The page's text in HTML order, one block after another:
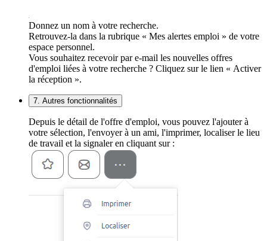
Donnez un nom à votre recherche.
Retrouvez-la dans la rubrique « Mes alertes emploi » de votre
espace personnel.
Vous souhaitez recevoir par e-mail les nouvelles offres
d'emploi liées à votre recherche ? Cliquez sur le lien « Activer
la réception ».
7. Autres fonctionnalités
Depuis le détail de l'offre d'emploi, vous pouvez l'ajouter à
votre sélection, l'envoyer à un ami, l'imprimer, localiser le lieu
de travail et la signaler en cliquant sur :